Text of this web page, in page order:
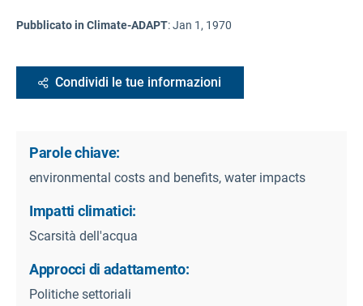
Pubblicato in Climate-ADAPT:Jan 1, 1970
Condividi le tue informazioni
Parole chiave:
environmental costs and benefits, water impacts
Impatti climatici:
Scarsità dell'acqua
Approcci di adattamento:
Politiche settoriali